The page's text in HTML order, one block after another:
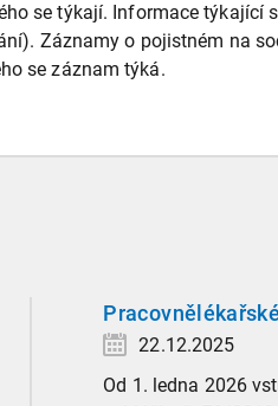
se týkají. Informace týkající
Záznamy o pojistném na
se záznam týká.
22.12.2025
Od 1. ledna 2026